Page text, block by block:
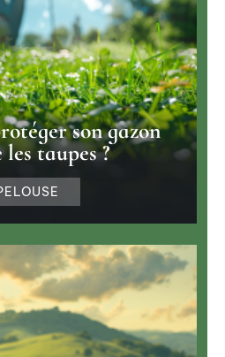
son gazon
taupes ?